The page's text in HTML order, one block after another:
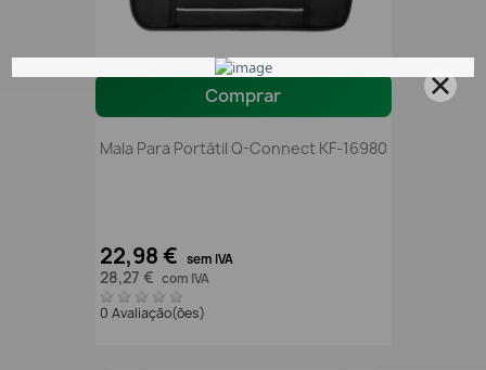
Comprar
Mala Para Portátil Q-Connect KF-16980
22,98 € sem IVA
28,27 € com IVA
0 Avaliação(ões)